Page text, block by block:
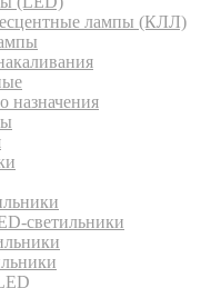
лампы (КЛЛ)
назначения
светильники